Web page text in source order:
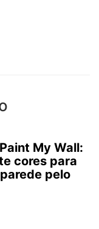
My Wall:
cores para
pelo